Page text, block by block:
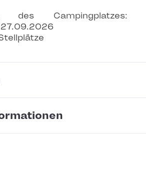
des Campingplatzes: